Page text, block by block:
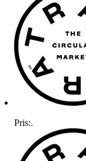
Pris:.